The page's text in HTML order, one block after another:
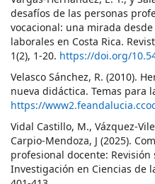
desafíos de las personas
vocacional: una mirada
laborales en Costa Rica.
1(2), 1-20. https://doi.org/
Velasco Sánchez, R. (2010).
nueva didáctica. Temas para
https://
Vidal Castillo, M., Vázquez-
Carpio-Mendoza, J (2025).
profesional docente: Revisión
Investigación en Ciencias de